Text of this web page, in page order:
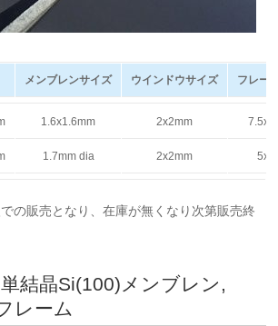
メンブレンサイズ ウインドウサイズ フレー
1.6x1.6mm 2x2mm
1.7mm dia 2x2mm
の販売となり、在庫が無くなり次第販売終
結晶Si(100)メンブレン,
レーム